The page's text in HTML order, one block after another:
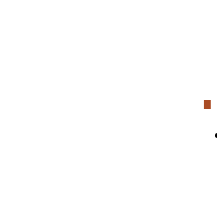
∎